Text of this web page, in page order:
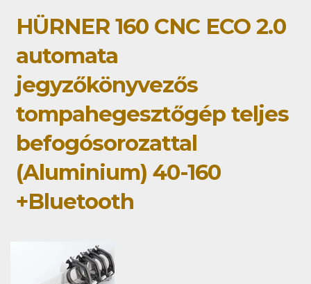
HÜRNER 160 CNC ECO 2.0
automata
jegyzőkönyvezős
tompahegesztőgép teljes
befogósorozattal
(Aluminium) 40-160
+Bluetooth